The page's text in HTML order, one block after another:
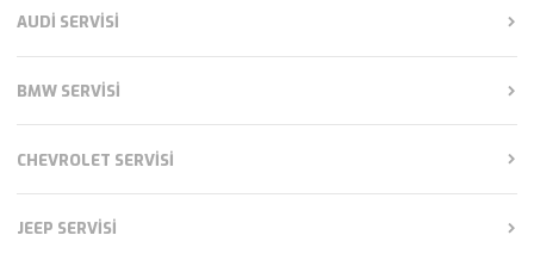
AUDI SERVISI
BMW SERVISI
CHEVROLET SERVISI
JEEP SERVISI